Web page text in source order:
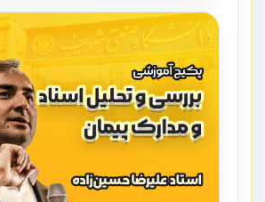
مدارک پیمان به همراه تجربیات عملی ارائه